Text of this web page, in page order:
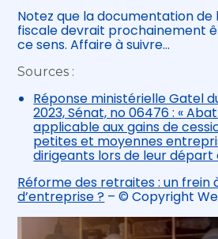
Notez que la documentation de
fiscale devrait prochainement
ce sens. Affaire à suivre…
Sources :
Réponse ministérielle Gatel
2023, Sénat, no 06476 : «
applicable aux gains de
petites et moyennes
dirigeants lors de leur départ
Réforme des retraites : un frein
d’entreprise ? – © Copyright